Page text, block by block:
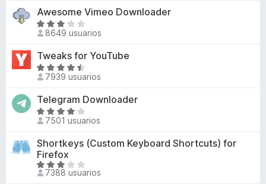
3
d
e
n
2
8
d
e
r
ó
c
n
2
3
d
e
v
a
r
ó
c
n
4
e
5
Awesome Vimeo Downloader
S
e
v
a
r
ó
c
n
3
,
8649 usuarios
Tweaks for YouTube
S
e
v
a
r
ó
c
7939 usuarios
Telegram Downloader
S
e
v
a
l
o
7501 usuarios
Shortkeys (Custom Keyboard Shortcuts) for
Firefox
S
e
7388 usuarios